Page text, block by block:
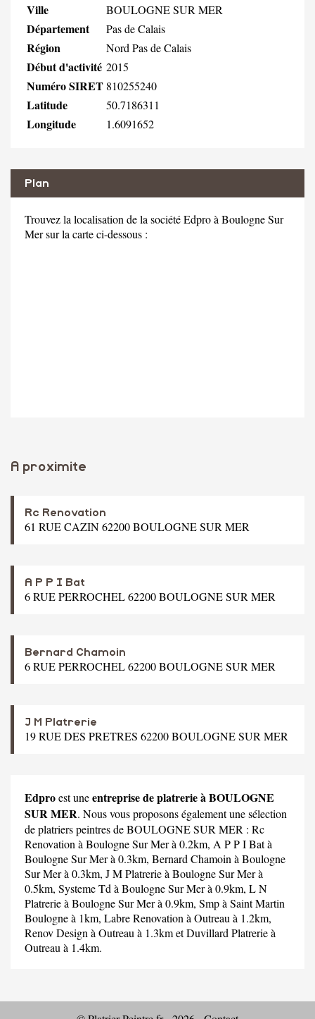
Ville BOULOGNE SUR MER
Département Pas de Calais
Région Nord Pas de Calais
Début d'activité 2015
Numéro SIRET 810255240
Latitude 50.7186311
Longitude 1.6091652
Plan
Trouvez la localisation de la société Edpro à Boulogne Sur
Mer sur la carte ci-dessous :
A proximite
Rc Renovation
61 RUE CAZIN 62200 BOULOGNE SUR MER
A P P I Bat
6 RUE PERROCHEL 62200 BOULOGNE SUR MER
Bernard Chamoin
6 RUE PERROCHEL 62200 BOULOGNE SUR MER
J M Platrerie
19 RUE DES PRETRES 62200 BOULOGNE SUR MER
Edproest uneentreprise de platrerie à BOULOGNE
SUR MER. Nous vous proposons également une sélection
de platriers peintres de BOULOGNE SUR MER : Rc
Renovation à Boulogne Sur Mer à 0.2km, A P P I Batà
Boulogne Sur Mer à 0.3km, Bernard Chamoin à Boulogne
Sur Mer à 0.3km, J M Platrerieà Boulogne Sur Mer à
0.5km, Systeme Td à Boulogne Sur Mer à 0.9km, L N
Platrerieà Boulogne Sur Mer à 0.9km, Smpà Saint Martin
Boulogne à 1km, Labre Renovation à Outreau à 1.2km,
Renov Design à Outreau à 1.3km etDuvillard Platrerieà
Outreau à 1.4km.